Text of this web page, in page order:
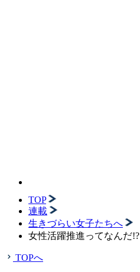
TOP
連載
生きづらい女子たちへ
女性活躍推進ってなんだ!?
TOPへ